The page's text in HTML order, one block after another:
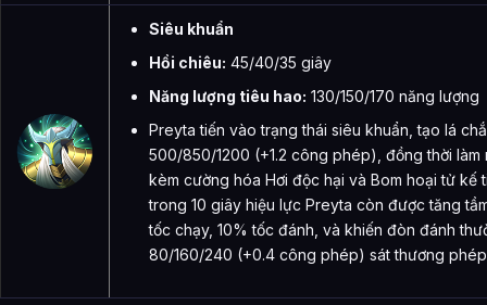
Siêu khuẩn
Hồi chiêu: 45/40/35 giây
Năng lượng tiêu hao: 130/150/170 năng lượng
Preyta tiến vào trạng thái siêu khuẩn, tạo lá
500/850/1200 (+1.2 công phép), đồng thời làm
kèm cường hóa Hơi độc hại và Bom hoại tử kế
trong 10 giây hiệu lực Preyta còn được tăng
tốc chạy, 10% tốc đánh, và khiến đòn đánh
80/160/240 (+0.4 công phép) sát thương